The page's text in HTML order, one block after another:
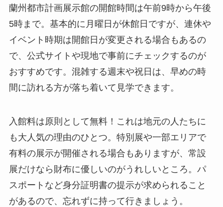
蘭州都市計画展示館の開館時間は午前9時から午後
5時まで。基本的に月曜日が休館日ですが、連休や
イベント時期は開館日が変更される場合もあるの
で、公式サイトや現地で事前にチェックするのが
おすすめです。混雑する週末や祝日は、早めの時
間に訪れる方が落ち着いて見学できます。
入館料は原則として無料！これは地元の人たちに
も大人気の理由のひとつ。特別展や一部エリアで
有料の展示が開催される場合もありますが、常設
展だけなら財布に優しいのがうれしいところ。パ
スポートなど身分証明書の提示が求められること
があるので、忘れずに持って行きましょう。